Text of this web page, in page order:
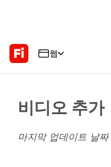
웹
비디오 추가
마지막 업데이트 날짜